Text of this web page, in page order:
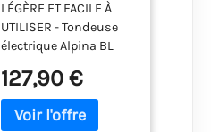
W, 38 cm – Bac 40
l, Réglage 3
Positions –
Pelouses jusqu'à
500 m²
LÉGÈRE ET FACILE À
UTILISER - Tondeuse
électrique Alpina BL
guidon ergonomique
et pliable pour une
maniabilité optimale.
127,90 €